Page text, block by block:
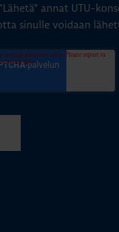
annat UTU-
sinulle voidaan